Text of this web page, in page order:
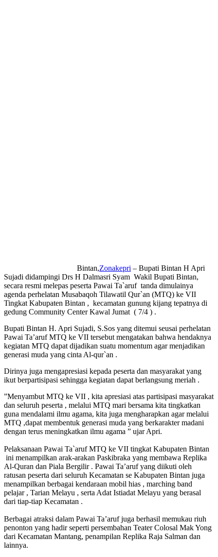
Bintan,Zonakepri – Bupati Bintan H Apri
Sujadi didampingi Drs H Dalmasri Syam Wakil Bupati Bintan,
secara resmi melepas peserta Pawai Ta`aruf tanda dimulainya
agenda perhelatan Musabaqoh Tilawatil Qur`an (MTQ) ke VII
Tingkat Kabupaten Bintan , kecamatan gunung kijang tepatnya di
gedung Community Center Kawal Jumat ( 7/4 ) .
Bupati Bintan H. Apri Sujadi, S.Sos yang ditemui seusai perhelatan
Pawai Ta’aruf MTQ ke VII tersebut mengatakan bahwa hendaknya
kegiatan MTQ dapat dijadikan suatu momentum agar menjadikan
generasi muda yang cinta Al-qur`an .
Dirinya juga mengapresiasi kepada peserta dan masyarakat yang
ikut berpartisipasi sehingga kegiatan dapat berlangsung meriah .
”Menyambut MTQ ke VII , kita apresiasi atas partisipasi masyarakat
dan seluruh peserta , melalui MTQ mari bersama kita tingkatkan
guna mendalami ilmu agama, kita juga mengharapkan agar melalui
MTQ ,dapat membentuk generasi muda yang berkarakter madani
dengan terus meningkatkan ilmu agama ” ujar Apri.
Pelaksanaan Pawai Ta`aruf MTQ ke VII tingkat Kabupaten Bintan
ini menampilkan arak-arakan Paskibraka yang membawa Replika
Al-Quran dan Piala Bergilir . Pawai Ta’aruf yang diikuti oleh
ratusan peserta dari seluruh Kecamatan se Kabupaten Bintan juga
menampilkan berbagai kendaraan mobil hias , marching band
pelajar , Tarian Melayu , serta Adat Istiadat Melayu yang berasal
dari tiap-tiap Kecamatan .
Berbagai atraksi dalam Pawai Ta’aruf juga berhasil memukau riuh
penonton yang hadir seperti persembahan Teater Colosal Mak Yong
dari Kecamatan Mantang, penampilan Replika Raja Salman dan
lainnya.